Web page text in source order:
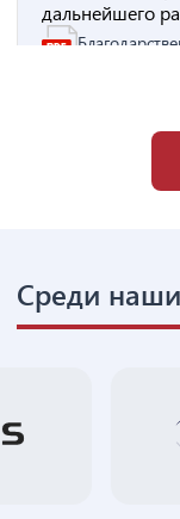
дальнейшего
Среди